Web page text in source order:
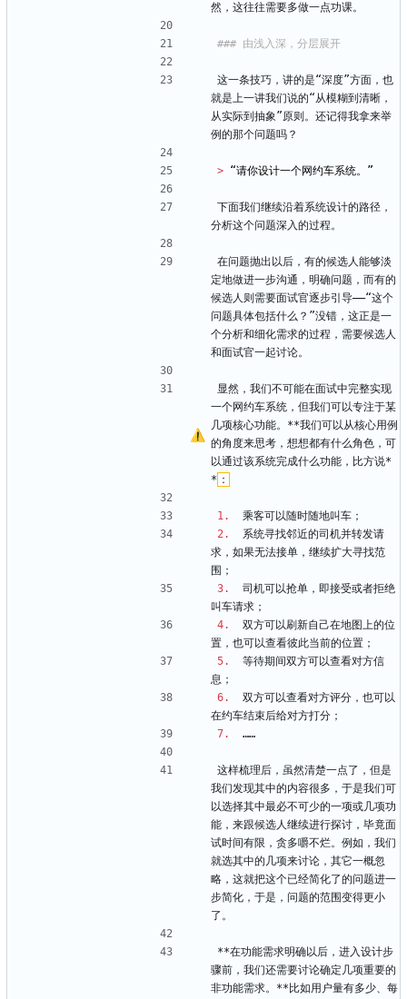
然，这往往需要多做一点功课。
这一条技巧，讲的是“深度”方面，也
就是上一讲我们说的“从模糊到清晰，
从实际到抽象”原则。还记得我拿来举
例的那个问题吗？
>
下面我们继续沿着系统设计的路径，
分析这个问题深入的过程。
在问题抛出以后，有的候选人能够淡
定地做进一步沟通，明确问题，而有的
候选人则需要面试官逐步引导——“这个
问题具体包括什么？”没错，这正是一
个分析和细化需求的过程，需要候选人
和面试官一起讨论。
显然，我们不可能在面试中完整实现
一个网约车系统，但我们可以专注于某
几项核心功能。**我们可以从核心用例
的角度来思考，想想都有什么角色，可
以通过该系统完成什么功能，比方说*
* ：
1.
  乘客可以随时随地叫车；
2.
  系统寻找邻近的司机并转发请
求，如果无法接单，继续扩大寻找范
围；
3.
  司机可以抢单，即接受或者拒绝
叫车请求；
4.
  双方可以刷新自己在地图上的位
置，也可以查看彼此当前的位置；
5.
  等待期间双方可以查看对方信
息；
6.
  双方可以查看对方评分，也可以
在约车结束后给对方打分；
7.
  ……
这样梳理后，虽然清楚一点了，但是
我们发现其中的内容很多，于是我们可
以选择其中最必不可少的一项或几项功
能，来跟候选人继续进行探讨，毕竟面
试时间有限，贪多嚼不烂。例如，我们
就选其中的几项来讨论，其它一概忽
略，这就把这个已经简化了的问题进一
步简化，于是，问题的范围变得更小
了。
**在功能需求明确以后，进入设计步
骤前，我们还需要讨论确定几项重要的
非功能需求。**比如用户量有多少、每